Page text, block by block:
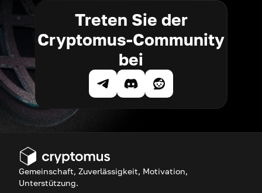
Treten Sie der
Cryptomus-Community
bei
Gemeinschaft, Zuverlässigkeit, Motivation,
Unterstützung.